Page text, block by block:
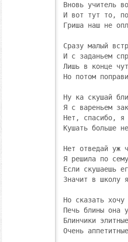
Вновь учитель
И вот тут то,
Гриша наш не
Сразу малый
И с заданьем
Лишь в конце
Но потом
Ну ка скушай
Я с вареньем
Нет, спасибо, я
Кушать больше
Нет отведай уж
Я решила по сему
Если скушаешь
Значит в школу
Но сказать хочу
Печь блины она
Блинчики
Очень